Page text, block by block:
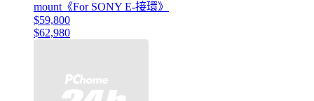
mount《For SONY E-接環》
$59,800
$62,980